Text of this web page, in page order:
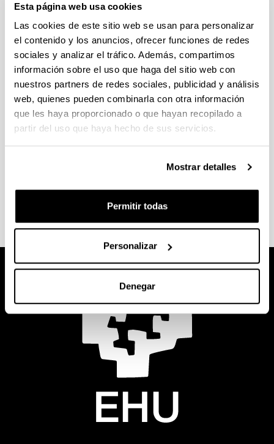
Esta página web usa cookies
Las cookies de este sitio web se usan para personalizar
el contenido y los anuncios, ofrecer funciones de redes
sociales y analizar el tráfico. Además, compartimos
información sobre el uso que haga del sitio web con
nuestros partners de redes sociales, publicidad y análisis
web, quienes pueden combinarla con otra información
que les haya proporcionado o que hayan recopilado a
partir del uso que haya hecho de sus servicios.
Mostrar detalles
Permitir todas
Personalizar
Denegar
Nuevos centros de investigación
Órganos de Gobierno